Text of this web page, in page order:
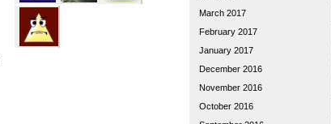
March 2017
February 2017
January 2017
December 2016
November 2016
October 2016